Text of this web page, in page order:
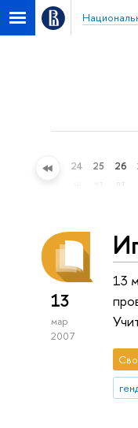
23 24 25 26
пт
13
мар
2007
13